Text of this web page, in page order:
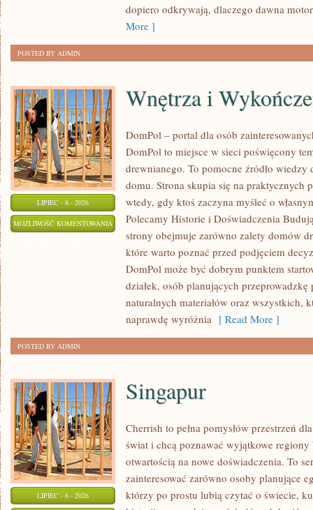
dopiero odkrywają, dlaczego dawna
More ]
POSTED BY ADMIN
LIPIEC - 8 - 2026
MOŻLIWOŚĆ KOMENTOWANIA WNĘTRZA
WYKOŃCZENIA
Wnętrza i
DomPol – portal dla osób
DomPol to miejsce w sieci poświęcony
drewnianego. To pomocne źródło
domu. Strona skupia się na praktycznych
wtedy, gdy ktoś zaczyna myśleć o
Polecamy Historie i Doświadczenia
strony obejmuje zarówno zalety domów
które warto poznać przed podjęciem
DomPol może być dobrym punktem
działek, osób planujących
naturalnych materiałów oraz wszystkich,
naprawdę wyróżnia [ Read More ]
POSTED BY ADMIN
LIPIEC - 6 - 2026
Singapur
Cherrish to pełna pomysłów przestrzeń
świat i chcą poznawać wyjątkowe
otwartością na nowe doświadczenia. To
zainteresować zarówno osoby planujące
którzy po prostu lubią czytać o świecie,